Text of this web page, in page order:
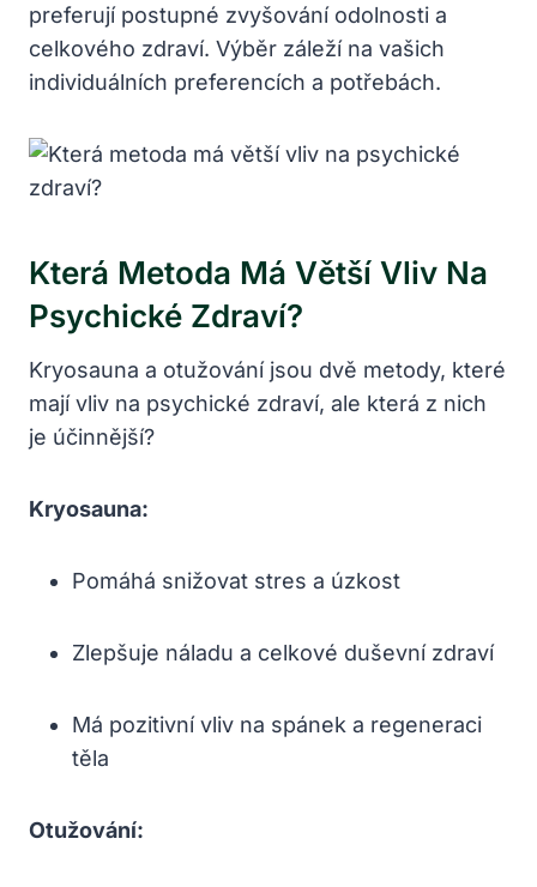
preferují postupné zvyšování odolnosti a
celkového zdraví. Výběr‌ záleží na vašich
individuálních preferencích ‍a potřebách.
Která Metoda ⁢má Větší Vliv ‌na
Psychické Zdraví?
Kryosauna ⁢a ​otužování ⁤jsou‌ dvě metody, které
mají vliv‌ na psychické zdraví, ale‌ která z nich
‌je​ účinnější?
Kryosauna:
Pomáhá snižovat stres a úzkost
Zlepšuje náladu a celkové ‍duševní zdraví
Má pozitivní vliv na ⁢spánek ‌a ⁤regeneraci
těla
Otužování: